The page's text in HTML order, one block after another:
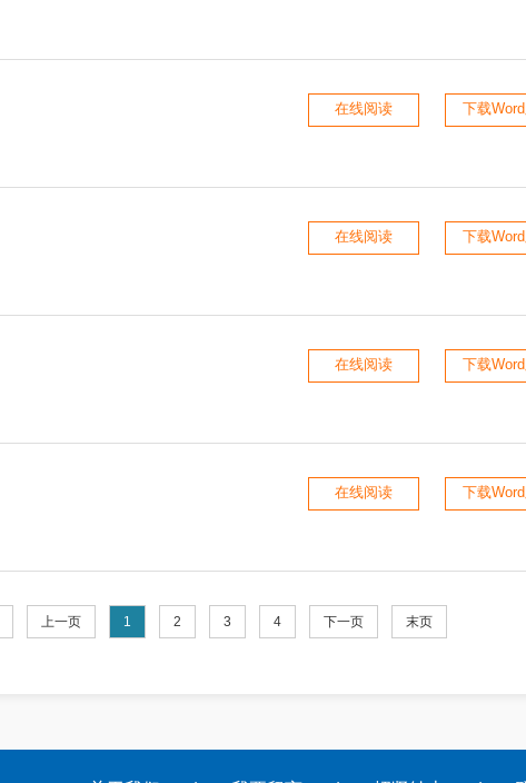
在线阅读 下载
在线阅读 下载
在线阅读 下载
在线阅读 下载
上一页 1 2 3 4 下一页 末页